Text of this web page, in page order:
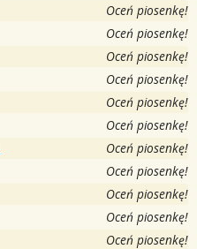
Oceń piosenkę!
Oceń piosenkę!
Oceń piosenkę!
Oceń piosenkę!
Oceń piosenkę!
Oceń piosenkę!
Oceń piosenkę!
Oceń piosenkę!
Oceń piosenkę!
Oceń piosenkę!
Oceń piosenkę!